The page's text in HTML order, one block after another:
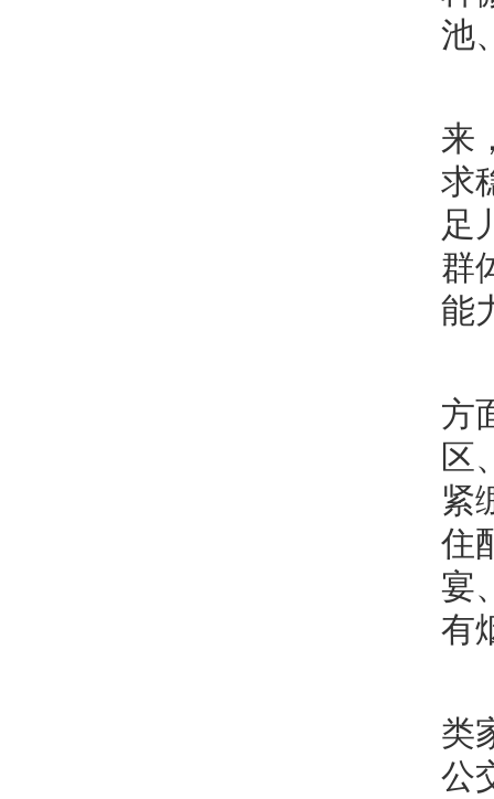
池
来
求
足
群
能
方
区
紧
住
宴
有
类
公